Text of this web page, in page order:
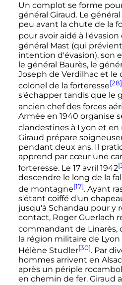
Un complot se forme
général Giraud. Le
peu avant la chute de la
pour avoir aidé à l'évasion
général Mast (qui
intention d'évasion), son
le général Baurès, le
Joseph de Verdilhac et le
colonel de la forteresse[28]
s'échapper tandis que le
ancien chef des forces
Armée en 1940 organise
clandestines à Lyon et en
Giraud prépare
pendant deux ans. Il
apprend par cœur une
forteresse. Le 17 avril 1942
descendre le long de la
de montagne[17]. Ayant
s'étant coiffé d'un
jusqu'à Schandau pour y
contact, Roger Guerlach
commandant de Linarès,
la région militaire de
Hélène Studler[30]. Par
hommes arrivent en
après un périple
en chemin de fer. Giraud